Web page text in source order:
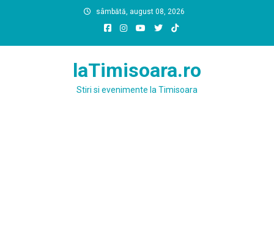
sâmbătă, august 08, 2026
laTimisoara.ro
Stiri si evenimente la Timisoara